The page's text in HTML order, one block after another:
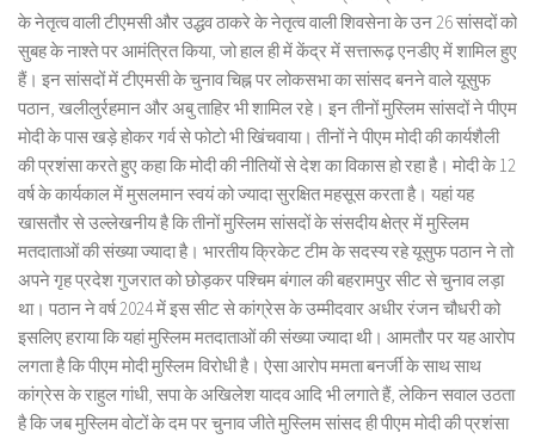
के नेतृत्व वाली टीएमसी और उद्धव ठाकरे के नेतृत्व वाली शिवसेना के उन 26 सांसदों को
सुबह के नाश्ते पर आमंत्रित किया, जो हाल ही में केंद्र में सत्तारूढ़ एनडीए में शामिल हुए
हैं। इन सांसदों में टीएमसी के चुनाव चिह्न पर लोकसभा का सांसद बनने वाले यूसुफ
पठान, खलीलुर्रहमान और अबु ताहिर भी शामिल रहे। इन तीनों मुस्लिम सांसदों ने पीएम
मोदी के पास खड़े होकर गर्व से फोटो भी खिंचवाया। तीनों ने पीएम मोदी की कार्यशैली
की प्रशंसा करते हुए कहा कि मोदी की नीतियों से देश का विकास हो रहा है। मोदी के 12
वर्ष के कार्यकाल में मुसलमान स्वयं को ज्यादा सुरक्षित महसूस करता है। यहां यह
खासतौर से उल्लेखनीय है कि तीनों मुस्लिम सांसदों के संसदीय क्षेत्र में मुस्लिम
मतदाताओं की संख्या ज्यादा है। भारतीय क्रिकेट टीम के सदस्य रहे यूसुफ पठान ने तो
अपने गृह प्रदेश गुजरात को छोड़कर पश्चिम बंगाल की बहरामपुर सीट से चुनाव लड़ा
था। पठान ने वर्ष 2024 में इस सीट से कांग्रेस के उम्मीदवार अधीर रंजन चौधरी को
इसलिए हराया कि यहां मुस्लिम मतदाताओं की संख्या ज्यादा थी। आमतौर पर यह आरोप
लगता है कि पीएम मोदी मुस्लिम विरोधी है। ऐसा आरोप ममता बनर्जी के साथ साथ
कांग्रेस के राहुल गांधी, सपा के अखिलेश यादव आदि भी लगाते हैं, लेकिन सवाल उठता
है कि जब मुस्लिम वोटों के दम पर चुनाव जीते मुस्लिम सांसद ही पीएम मोदी की प्रशंसा